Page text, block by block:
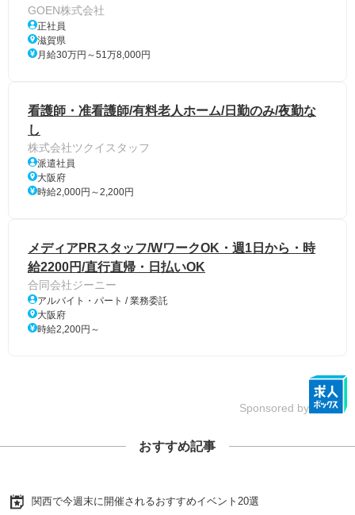
GOEN株式会社
正社員
滋賀県
月給30万円～51万8,000円
看護師・准看護師/有料老人ホーム/日勤のみ/夜勤な
し
株式会社ツクイスタッフ
派遣社員
大阪府
時給2,000円～2,200円
メディアPRスタッフ/WワークOK・週1日から・時
給2200円/直行直帰・日払いOK
合同会社ジーニー
アルバイト・パート / 業務委託
大阪府
時給2,200円～
Sponsored by
おすすめ記事
関西で今週末に開催されるおすすめイベント20選